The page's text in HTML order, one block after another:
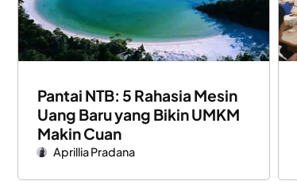
Pantai NTB: 5 Rahasia Mesin
Uang Baru yang Bikin UMKM
Makin Cuan
Aprillia Pradana